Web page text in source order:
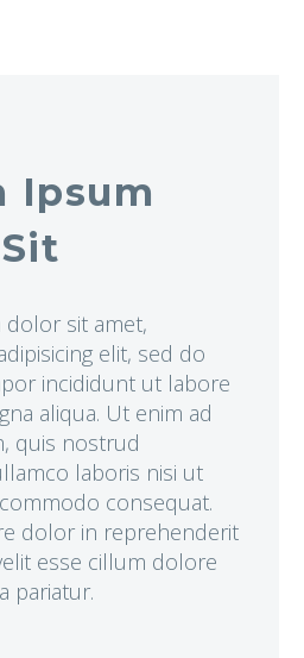
Ipsum
dolor sit amet,
elit, sed do
incididunt ut labore
aliqua. Ut enim ad
quis nostrud
laboris nisi ut
consequat.
dolor in reprehenderit
esse cillum dolore
pariatur.